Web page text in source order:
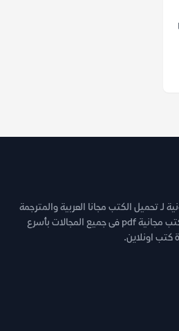
لـ تحميل الكتب مجانا العربية والمترجمة
والروايات والقصص وغيرها من كتب مجانية pdf فى جميع المجالات بأسرع
كتب اونلاين.